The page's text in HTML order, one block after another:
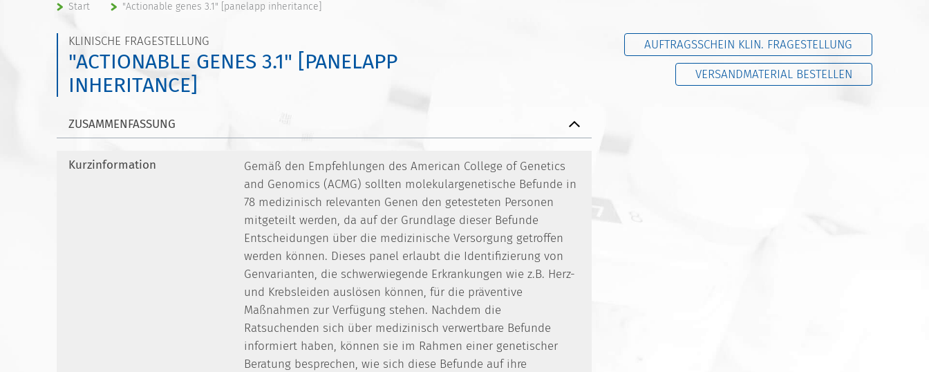
Start "Actionable genes 3.1" [panelapp inheritance]
KLINISCHE FRAGESTELLUNG
"ACTIONABLE GENES 3.1" [PANELAPP
INHERITANCE]
AUFTRAGSSCHEIN KLIN. FRAGESTELLUNG
VERSANDMATERIAL BESTELLEN
ZUSAMMENFASSUNG
Kurzinformation
Gemäß den Empfehlungen des American College of Genetics
and Genomics (ACMG) sollten molekulargenetische Befunde in
78 medizinisch relevanten Genen den getesteten Personen
mitgeteilt werden, da auf der Grundlage dieser Befunde
Entscheidungen über die medizinische Versorgung getroffen
werden können. Dieses panel erlaubt die Identifizierung von
Genvarianten, die schwerwiegende Erkrankungen wie z.B. Herz-
und Krebsleiden auslösen können, für die präventive
Maßnahmen zur Verfügung stehen. Nachdem die
Ratsuchenden sich über medizinisch verwertbare Befunde
informiert haben, können sie im Rahmen einer genetischer
Beratung besprechen, wie sich diese Befunde auf ihre